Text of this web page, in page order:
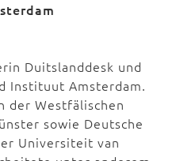
Duitslanddesk und
Instituut Amsterdam.
der Westfälischen
sowie Deutsche
Universiteit van